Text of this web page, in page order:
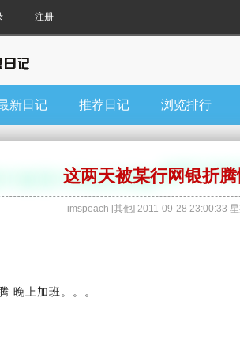
注册
新日记 推荐日记 浏览排行
这两天被某行网银折腾
imspeach [其他] 2011-09-28 23:00:33
晚上加班。。。